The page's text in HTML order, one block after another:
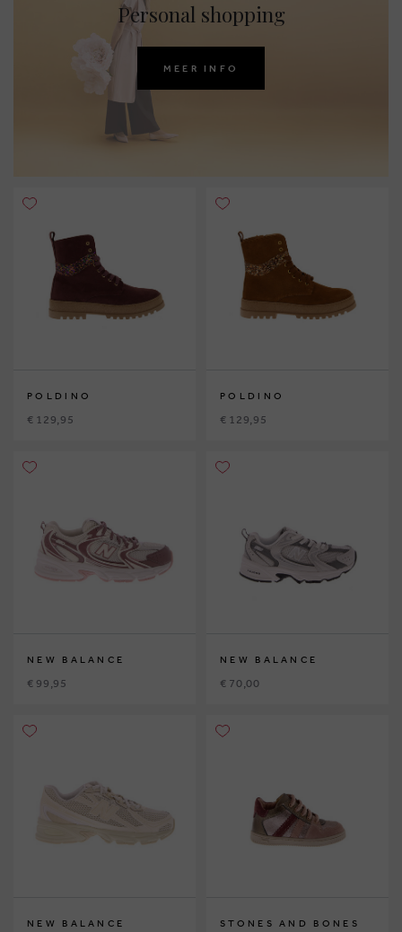
Personal shopping
MEER INFO
POLDINO
€ 129,95
POLDINO
€ 129,95
NEW BALANCE
€ 99,95
NEW BALANCE
€ 70,00
NEW BALANCE STONES AND BONES